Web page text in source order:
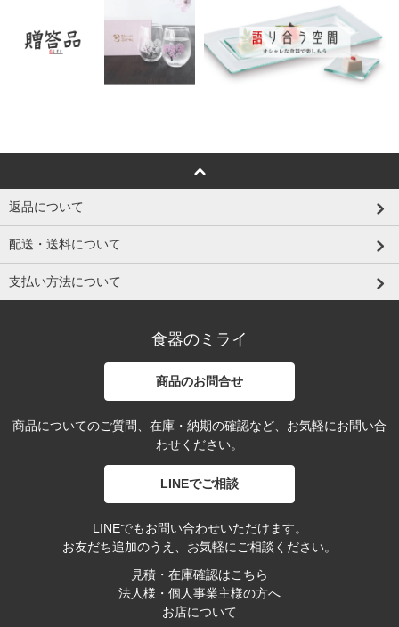
返品について
配送・送料について
支払い方法について
食器のミライ
商品のお問合せ
商品についてのご質問、在庫・納期の確認など、お気軽にお問い合
わせください。
LINEでご相談
LINEでもお問い合わせいただけます。
お友だち追加のうえ、お気軽にご相談ください。
見積・在庫確認はこちら
法人様・個人事業主様の方へ
お店について